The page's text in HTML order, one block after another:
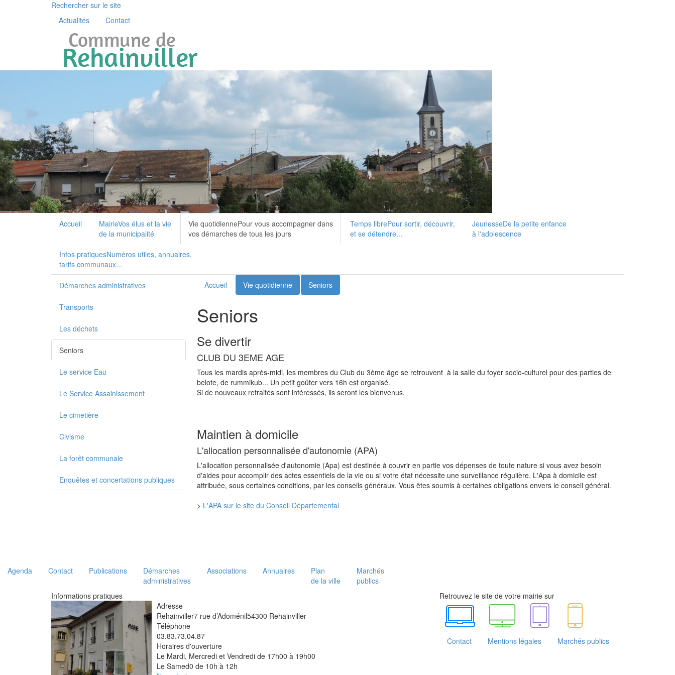
Rechercher sur le site
Actualités
Contact
Accueil MairieVos élus et la vie
de la municipalité
Vie quotidiennePour vous accompagner dans
vos démarches de tous les jours
Temps librePour sortir, découvrir,
et se détendre...
JeunesseDe la petite enfance
à l'adolescence
Infos pratiquesNuméros utiles, annuaires,
tarifs communaux...
Accueil Vie quotidienne Seniors
Seniors
Se divertir
CLUB DU 3EME AGE
Tous les mardis après-midi, les membres du Club du 3ème âge se retrouvent à la salle du foyer socio-culturel pour des parties de
belote, de rummikub... Un petit goûter vers 16h est organisé.
Si de nouveaux retraités sont intéressés, ils seront les bienvenus.
Maintien à domicile
L'allocation personnalisée d'autonomie (APA)
L'allocation personnalisée d'autonomie (Apa) est destinée à couvrir en partie vos dépenses de toute nature si vous avez besoin
d'aides pour accomplir des actes essentiels de la vie ou si votre état nécessite une surveillance régulière. L'Apa à domicile est
attribuée, sous certaines conditions, par les conseils généraux. Vous êtes soumis à certaines obligations envers le conseil général.
> L'APA sur le site du Conseil Départemental
Démarches administratives
Transports
Les déchets
Seniors
Le service Eau
Le Service Assainissement
Le cimetière
Civisme
La forêt communale
Enquêtes et concertations publiques
Agenda Contact Publications
Démarches
administratives
Associations Annuaires
Plan
de la ville
Marchés
publics
Informations pratiques
Adresse
Rehainviller7 rue d’Adoménil54300 Rehainviller
Téléphone
03.83.73.04.87
Horaires d'ouverture
Le Mardi, Mercredi et Vendredi de 17h00 à 19h00
Le Samed0 de 10h à 12h
Retrouvez le site de votre mairie sur
Contact Mentions légales Marchés publics